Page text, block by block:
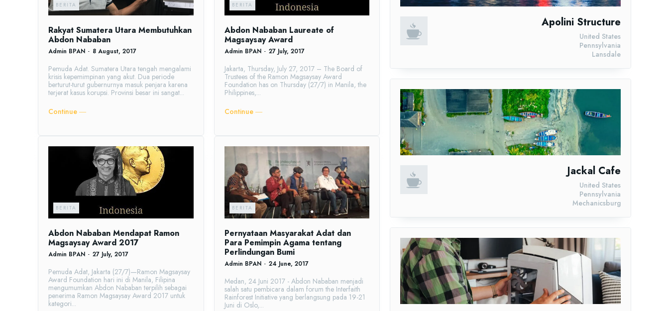
BERITA
Rakyat Sumatera Utara Membutuhkan
Abdon Nababan
Admin BPAN - 8 August, 2017
Pemuda Adat. Sumatera Utara tengah mengalami
krisis kepemimpinan yang akut. Dua periode
berturut-turut gubernurnya masuk penjara karena
terjerat kasus korupsi. Provinsi besar ini sangat...
Continue ―
BERITA
Abdon Nababan Laureate of
Magsaysay Award
Admin BPAN - 27 July, 2017
Jakarta, Thursday, July 27, 2017 – The Board of
Trustees of the Ramon Magsaysay Award
Foundation has on Thursday (27/7) in Manila, the
Philippines,...
Continue ―
BERITA
Abdon Nababan Mendapat Ramon
Magsaysay Award 2017
Admin BPAN - 27 July, 2017
Pemuda Adat, Jakarta (27/7)—Ramon Magsaysay
Award Foundation hari ini di Manila, Filipina
mengumumkan Abdon Nababan terpilih sebagai
penerima Ramon Magsaysay Award 2017 untuk
kategori...
BERITA
Pernyataan Masyarakat Adat dan
Para Pemimpin Agama tentang
Perlindungan Bumi
Admin BPAN - 24 June, 2017
Medan, 24 Juni 2017 - Abdon Nababan menjadi
salah satu pembicara dalam forum the Interfaith
Rainforest Initiative yang berlangsung pada 19-21
Juni di Oslo,...
Apolini Structure
Lansdale
Pennsylvania
United States
Jackal Cafe
Mechanicsburg
Pennsylvania
United States